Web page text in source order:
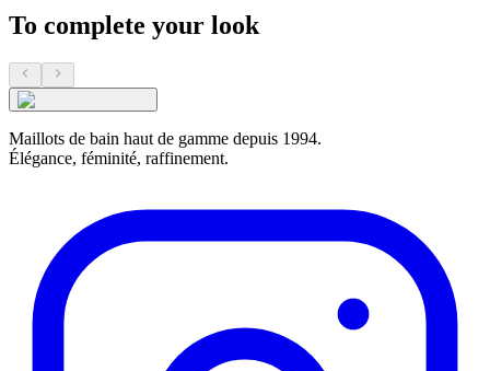
To complete your look
Maillots de bain haut de gamme depuis 1994.
Élégance, féminité, raffinement.